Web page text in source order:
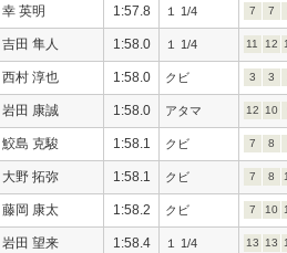
幸 英明 1:57.8 １ 1/4 7 7
吉田 隼人 1:58.0 １ 1/4 11 12
西村 淳也 1:58.0 クビ 3 3
岩田 康誠 1:58.0 アタマ 12 10
鮫島 克駿 1:58.1 クビ 7 8
大野 拓弥 1:58.1 クビ 7 8
藤岡 康太 1:58.2 クビ 7 10
岩田 望来 1:58.4 １ 1/4 13 13